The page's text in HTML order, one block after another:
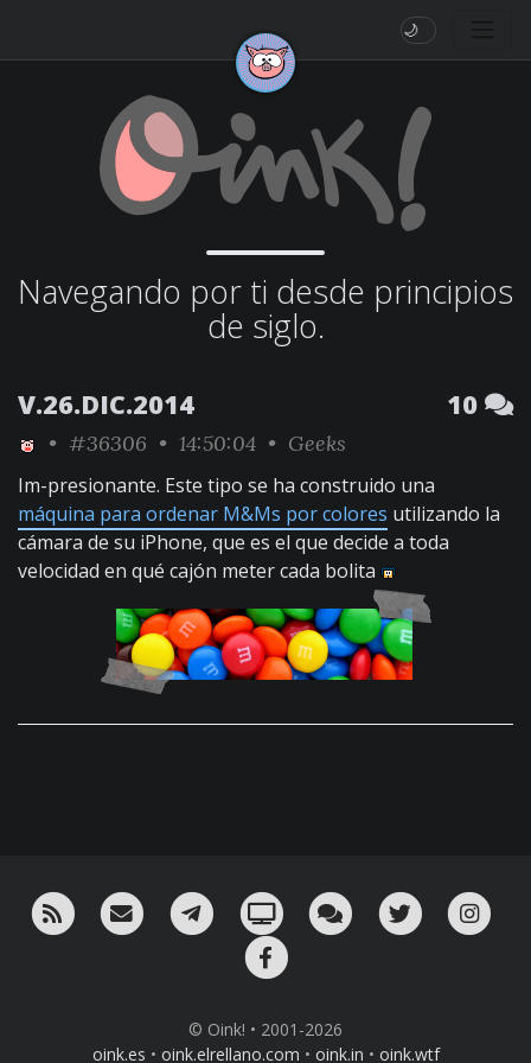
🌙
Navegando por ti desde principios
de siglo.
V.26.DIC.2014 10
• #36306 • 14:50:04 • Geeks
Im-presionante. Este tipo se ha construido una
máquina para ordenar M&Ms por colores utilizando la
cámara de su iPhone, que es el que decide a toda
velocidad en qué cajón meter cada bolita
RSS ¡Mándame un email!¡Nuestro canal en Telegram!
Oink! TV Charla con nosotros
Twitter
© Oink! • 2001-2026
oink.es • oink.elrellano.com • oink.in • oink.wtf